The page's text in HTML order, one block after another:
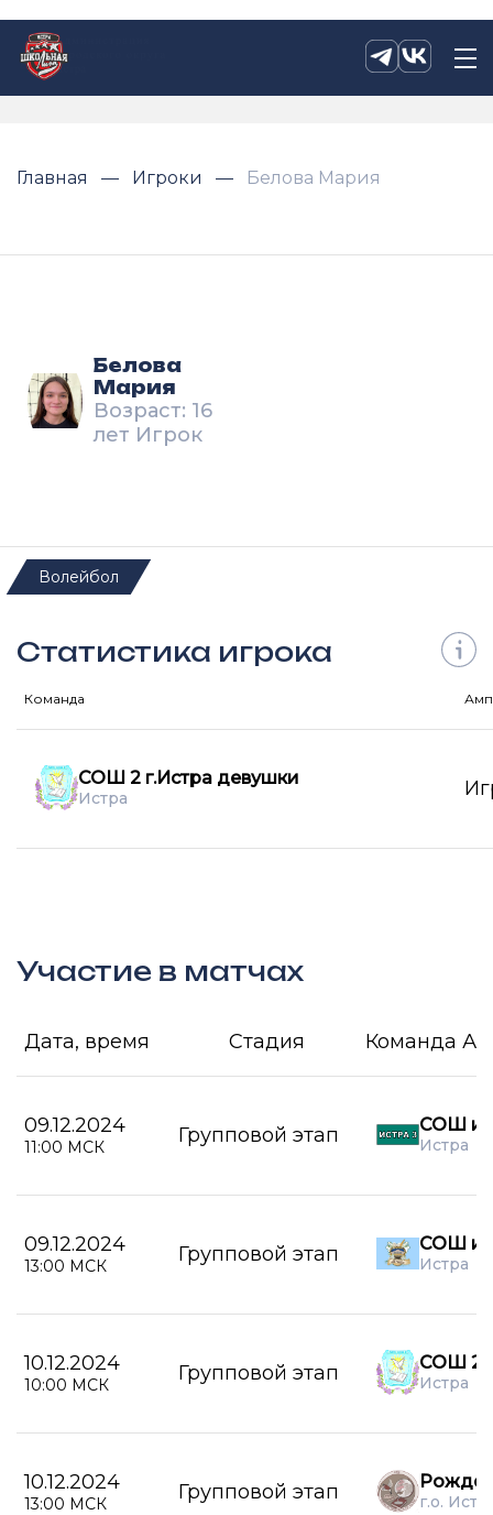
Главная Игроки Белова Мария
Белова
Мария
Возраст: 16
лет Игрок
Волейбол
Статистика игрока
Команда
СОШ 2 г.Истра девушки
Истра
Участие в матчах
Дата, время Стадия Команда А
09.12.2024
11:00 МСК Групповой этап СОШ
Истра
09.12.2024
13:00 МСК Групповой этап СОШ
Истра
10.12.2024
10:00 МСК Групповой этап СОШ 2
Истра
10.12.2024
13:00 МСК Групповой этап г.о.